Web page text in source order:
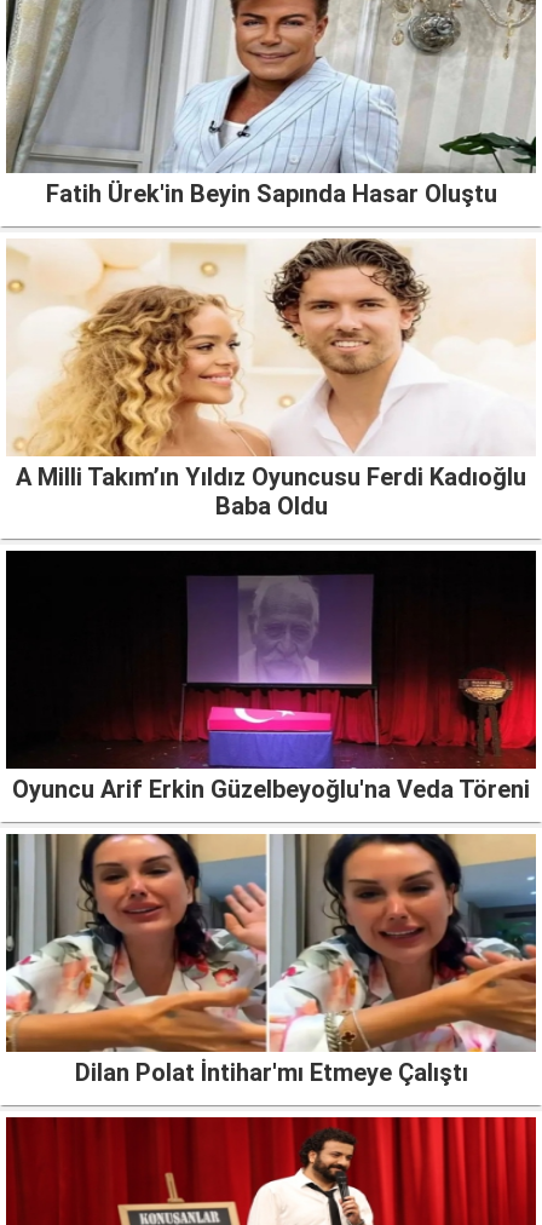
Fatih Ürek'in Beyin Sapında Hasar Oluştu
A Milli Takım’ın Yıldız Oyuncusu Ferdi Kadıoğlu
Baba Oldu
Oyuncu Arif Erkin Güzelbeyoğlu'na Veda Töreni
Dilan Polat İntihar'mı Etmeye Çalıştı